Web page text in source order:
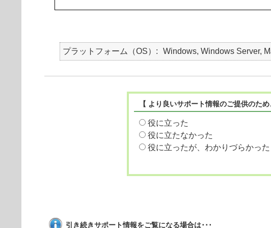
プラットフォーム（OS） Windows, Windows Server,
【 より良いサポート情報のご提供のた
役に立った
役に立たなかった
役に立ったが、わかりづらかった
引き続きサポート情報をご覧になる場合は･･･